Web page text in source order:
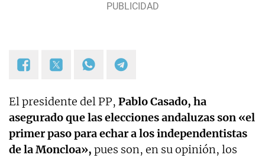
El presidente del PP, Pablo Casado, ha
asegurado que las elecciones andaluzas son «el
primer paso para echar a los independentistas
de la Moncloa», pues son, en su opinión, los